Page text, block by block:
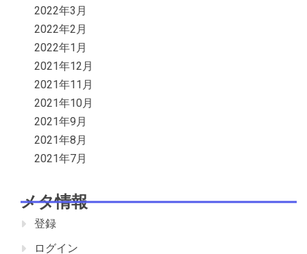
2022年3月
2022年2月
2022年1月
2021年12月
2021年11月
2021年10月
2021年9月
2021年8月
2021年7月
メタ情報
登録
ログイン